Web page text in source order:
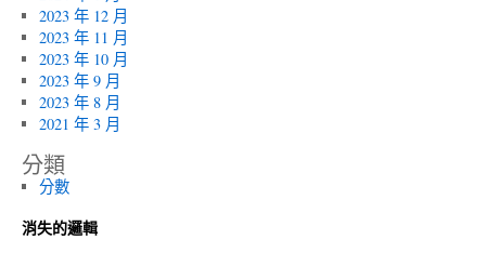
2023 年 12 月
2023 年 11 月
2023 年 10 月
2023 年 9 月
2023 年 8 月
2021 年 3 月
分類
分數
消失的邏輯